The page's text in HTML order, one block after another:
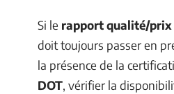
Si le rapport qualité/prix
doit toujours passer en
la présence de la
DOT, vérifier la